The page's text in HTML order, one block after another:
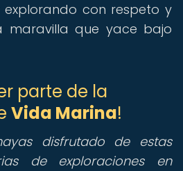
con respeto y
maravilla que yace bajo
parte de la
Vida Marina!
disfrutado de estas
de exploraciones en